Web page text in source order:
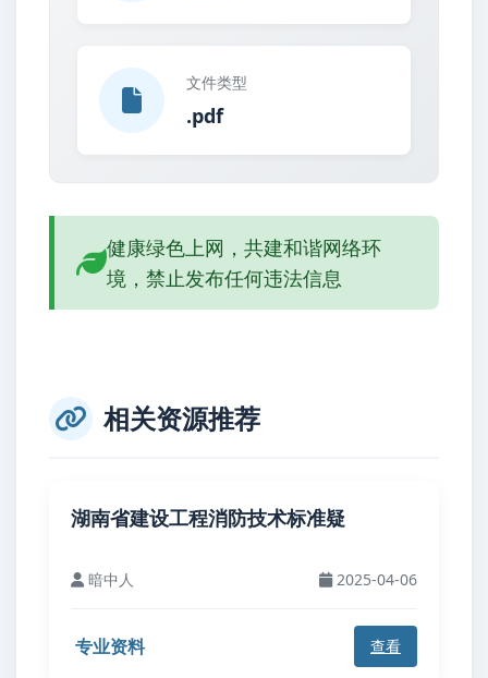
文件类型
.pdf
健康绿色上网，共建和谐网络环
境，禁止发布任何违法信息
相关资源推荐
湖南省建设工程消防技术标准疑
暗中人 2025-04-06
专业资料 查看